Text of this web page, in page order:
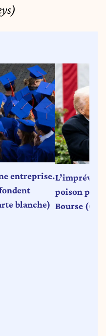
entreprise.
blanche)
poison pour
Bourse